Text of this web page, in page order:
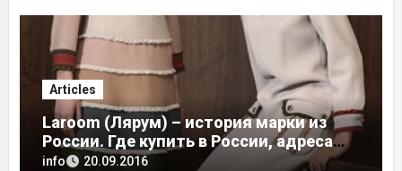
Articles
Laroom (Лярум) – история марки из
России. Где купить в России, адреса
магазинов
info 20.09.2016